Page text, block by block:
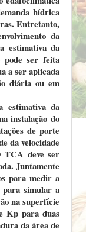
hídrica
Entretanto,
da
estimativa da
pode ser feita
a ser aplicada
diária ou em
estimativa da
instalação do
de porte
da velocidade
TCA deve ser
Juntamente
para medir a
para simular a
na superfície
Kp para duas
da área de